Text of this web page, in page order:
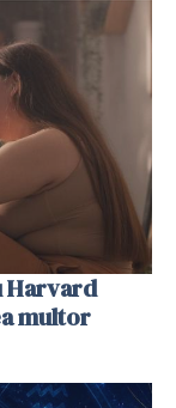
Harvard
multor